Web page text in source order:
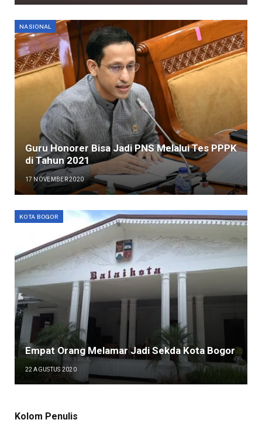
NASIONAL
Guru Honorer Bisa Jadi PNS Melalui Tes PPPK
di Tahun 2021
17 NOVEMBER 2020
KOTA BOGOR
Empat Orang Melamar Jadi Sekda Kota Bogor
22 AGUSTUS 2020
Kolom Penulis